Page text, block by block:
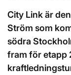
City Link är
Ström som
södra
fram för etapp